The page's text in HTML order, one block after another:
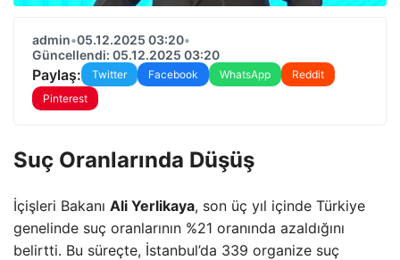
admin•05.12.2025 03:20•
Güncellendi: 05.12.2025 03:20
Paylaş: Twitter Facebook WhatsApp
Reddit
Pinterest
Suç Oranlarında Düşüş
İçişleri Bakanı Ali Yerlikaya, son üç yıl içinde Türkiye
genelinde suç oranlarının %21 oranında azaldığını
belirtti. Bu süreçte, İstanbul’da 339 organize suç